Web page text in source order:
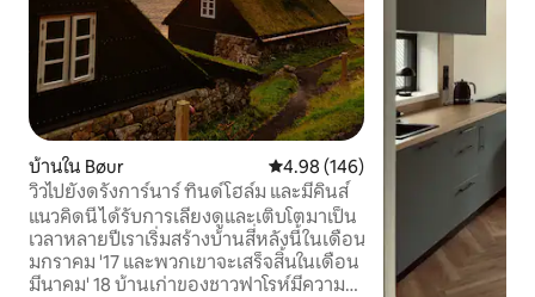
บ้านใน Bøur คะแนนเฉลี่ย 4.98 จาก 5, 146 รีวิว
4.98 (146)
วิวไปยังดรังการ์นาร์ ทินด์โฮล์ม และมีคินส์
แนวคิดนี้ได้รับการเลี้ยงดูและเติบโตมาเป็น
เวลาหลายปีเราเริ่มสร้างบ้านสี่หลังนี้ในเดือน
มกราคม '17 และพวกเขาจะเสร็จสิ้นในเดือน
มีนาคม' 18 บ้านเก่าของชาวฟาโรห์มีความ